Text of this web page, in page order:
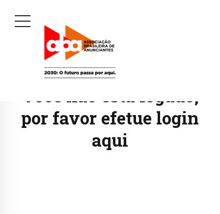
Você não está logado,
por favor efetue login
aqui